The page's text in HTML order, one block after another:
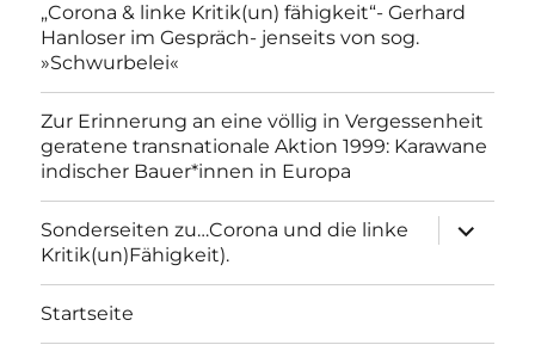
„Corona & linke Kritik(un) fähigkeit“- Gerhard
Hanloser im Gespräch- jenseits von sog.
»Schwurbelei«
Zur Erinnerung an eine völlig in Vergessenheit
geratene transnationale Aktion 1999: Karawane
indischer Bauer*innen in Europa
Sonderseiten zu…Corona und die linke
Kritik(un)Fähigkeit).
anzeigen
Startseite